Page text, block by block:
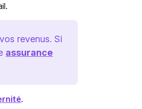
revenus. Si
assurance
.